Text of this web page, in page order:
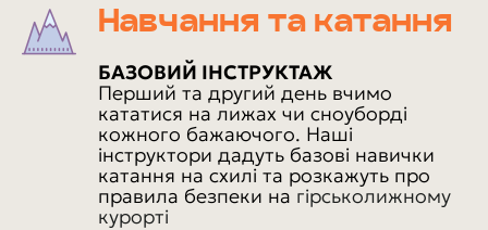
Навчання та катання
БАЗОВИЙ ІНСТРУКТАЖ
Перший та другий день вчимо
кататися на лижах чи сноуборді
кожного бажаючого. Наші
інструктори дадуть базові навички
катання на схилі та розкажуть про
правила безпеки на гірськолижному
курорті